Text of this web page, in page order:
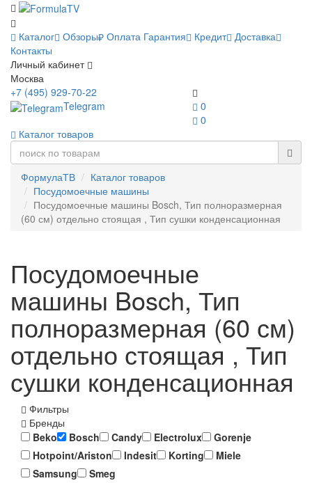
Каталог Обзоры Оплата Гарантия Кредит Доставка
Контакты
Личный кабинет
Москва
0
0
+7 (495) 929-70-22
Telegram
Каталог товаров
ФормулаТВ
Каталог товаров
Посудомоечные машины
Посудомоечные машины Bosch, Тип полноразмерная
(60 см) отдельно стоящая , Тип сушки конденсационная
Посудомоечные
машины Bosch, Тип
полноразмерная (60 см)
отдельно стоящая , Тип
сушки конденсационная
Фильтры
Бренды
Beko
Bosch Candy Electrolux
Gorenje
Hotpoint/Ariston
Indesit Korting
Miele
Samsung
Smeg